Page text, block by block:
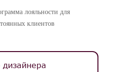
лояльности для
клиентов
дизайнера